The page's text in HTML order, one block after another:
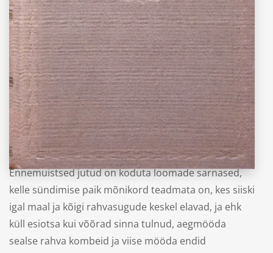
“Eesti rahva ennemuistsed jutud”
Friedrich Reinhold Kreutzwald
Ennemuistsed jutud on koduta loomade sarnased,
kelle sündimise paik mõnikord teadmata on, kes siiski
igal maal ja kõigi rahvasugude keskel elavad, ja ehk
küll esiotsa kui võõrad sinna tulnud, aegmööda
sealse rahva kombeid ja viise mööda endid